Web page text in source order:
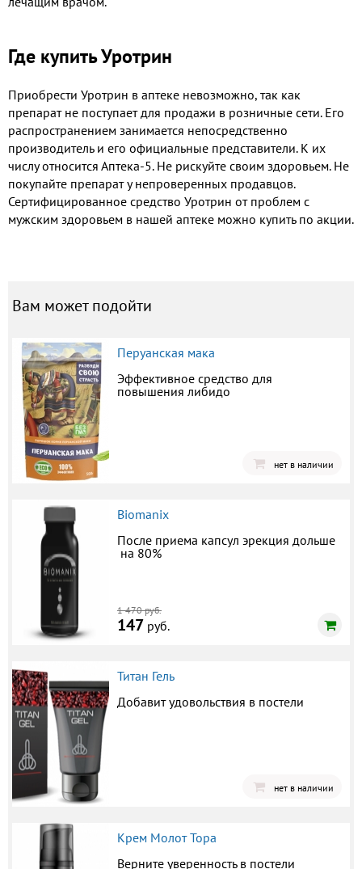
Где купить Уротрин
Приобрести Уротрин в аптеке невозможно, так как
препарат не поступает для продажи в розничные сети. Его
распространением занимается непосредственно
производитель и его официальные представители. К их
числу относится Аптека-5. Не рискуйте своим здоровьем. Не
покупайте препарат у непроверенных продавцов.
Сертифицированное средство Уротрин от проблем с
мужским здоровьем в нашей аптеке можно купить по акции.
Вам может подойти
Перуанская мака
Эффективное средство для
повышения либидо
нет в наличии
Biomanix
После приема капсул эрекция дольше
на 80%
1 470 руб.
147 руб.
Титан Гель
Добавит удовольствия в постели
нет в наличии
Крем Молот Тора
Верните уверенность в постели